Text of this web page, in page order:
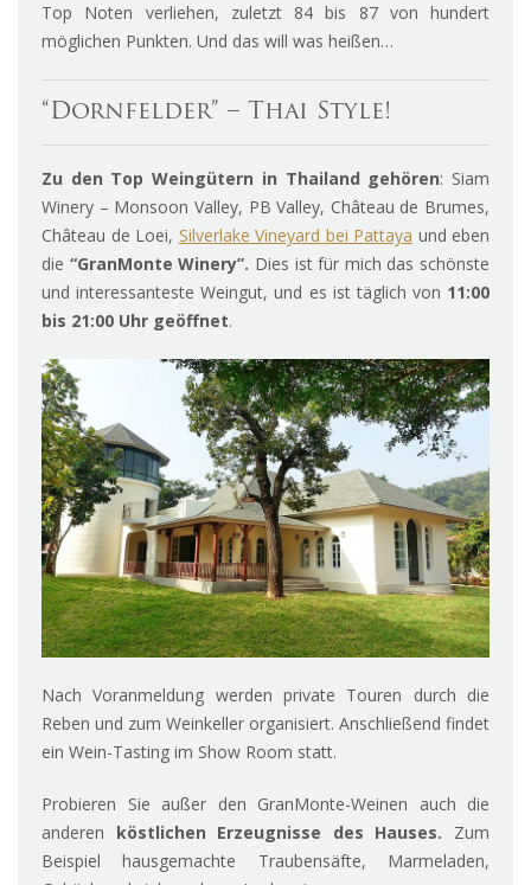
Top Noten verliehen, zuletzt 84 bis 87 von hundert
möglichen Punkten. Und das will was heißen…
“Dornfelder” – Thai Style!
Zu den Top Weingütern in Thailand gehören: Siam
Winery – Monsoon Valley, PB Valley, Château de Brumes,
Château de Loei, Silverlake Vineyard bei Pattaya und eben
die “GranMonte Winery”. Dies ist für mich das schönste
und interessanteste Weingut, und es ist täglich von 11:00
bis 21:00 Uhr geöffnet.
Nach Voranmeldung werden private Touren durch die
Reben und zum Weinkeller organisiert. Anschließend findet
ein Wein-Tasting im Show Room statt.
Probieren Sie außer den GranMonte-Weinen auch die
anderen köstlichen Erzeugnisse des Hauses. Zum
Beispiel hausgemachte Traubensäfte, Marmeladen,